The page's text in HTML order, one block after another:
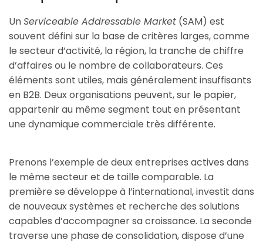
UnServiceable Addressable Market (SAM) est
souvent défini sur la base de critères larges, comme
le secteur d’activité, la région, la tranche de chiffre
d’affaires ou le nombre de collaborateurs. Ces
éléments sont utiles, mais généralement insuffisants
en B2B. Deux organisations peuvent, sur le papier,
appartenir au même segment tout en présentant
une dynamique commerciale très différente.
Prenons l’exemple de deux entreprises actives dans
le même secteur et de taille comparable. La
première se développe à l’international, investit dans
de nouveaux systèmes et recherche des solutions
capables d’accompagner sa croissance. La seconde
traverse une phase de consolidation, dispose d’une